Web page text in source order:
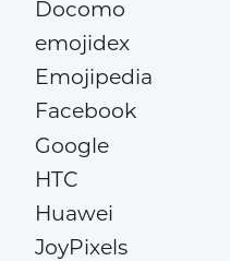
Docomo
emojidex
Emojipedia
Facebook
Google
HTC
Huawei
JoyPixels